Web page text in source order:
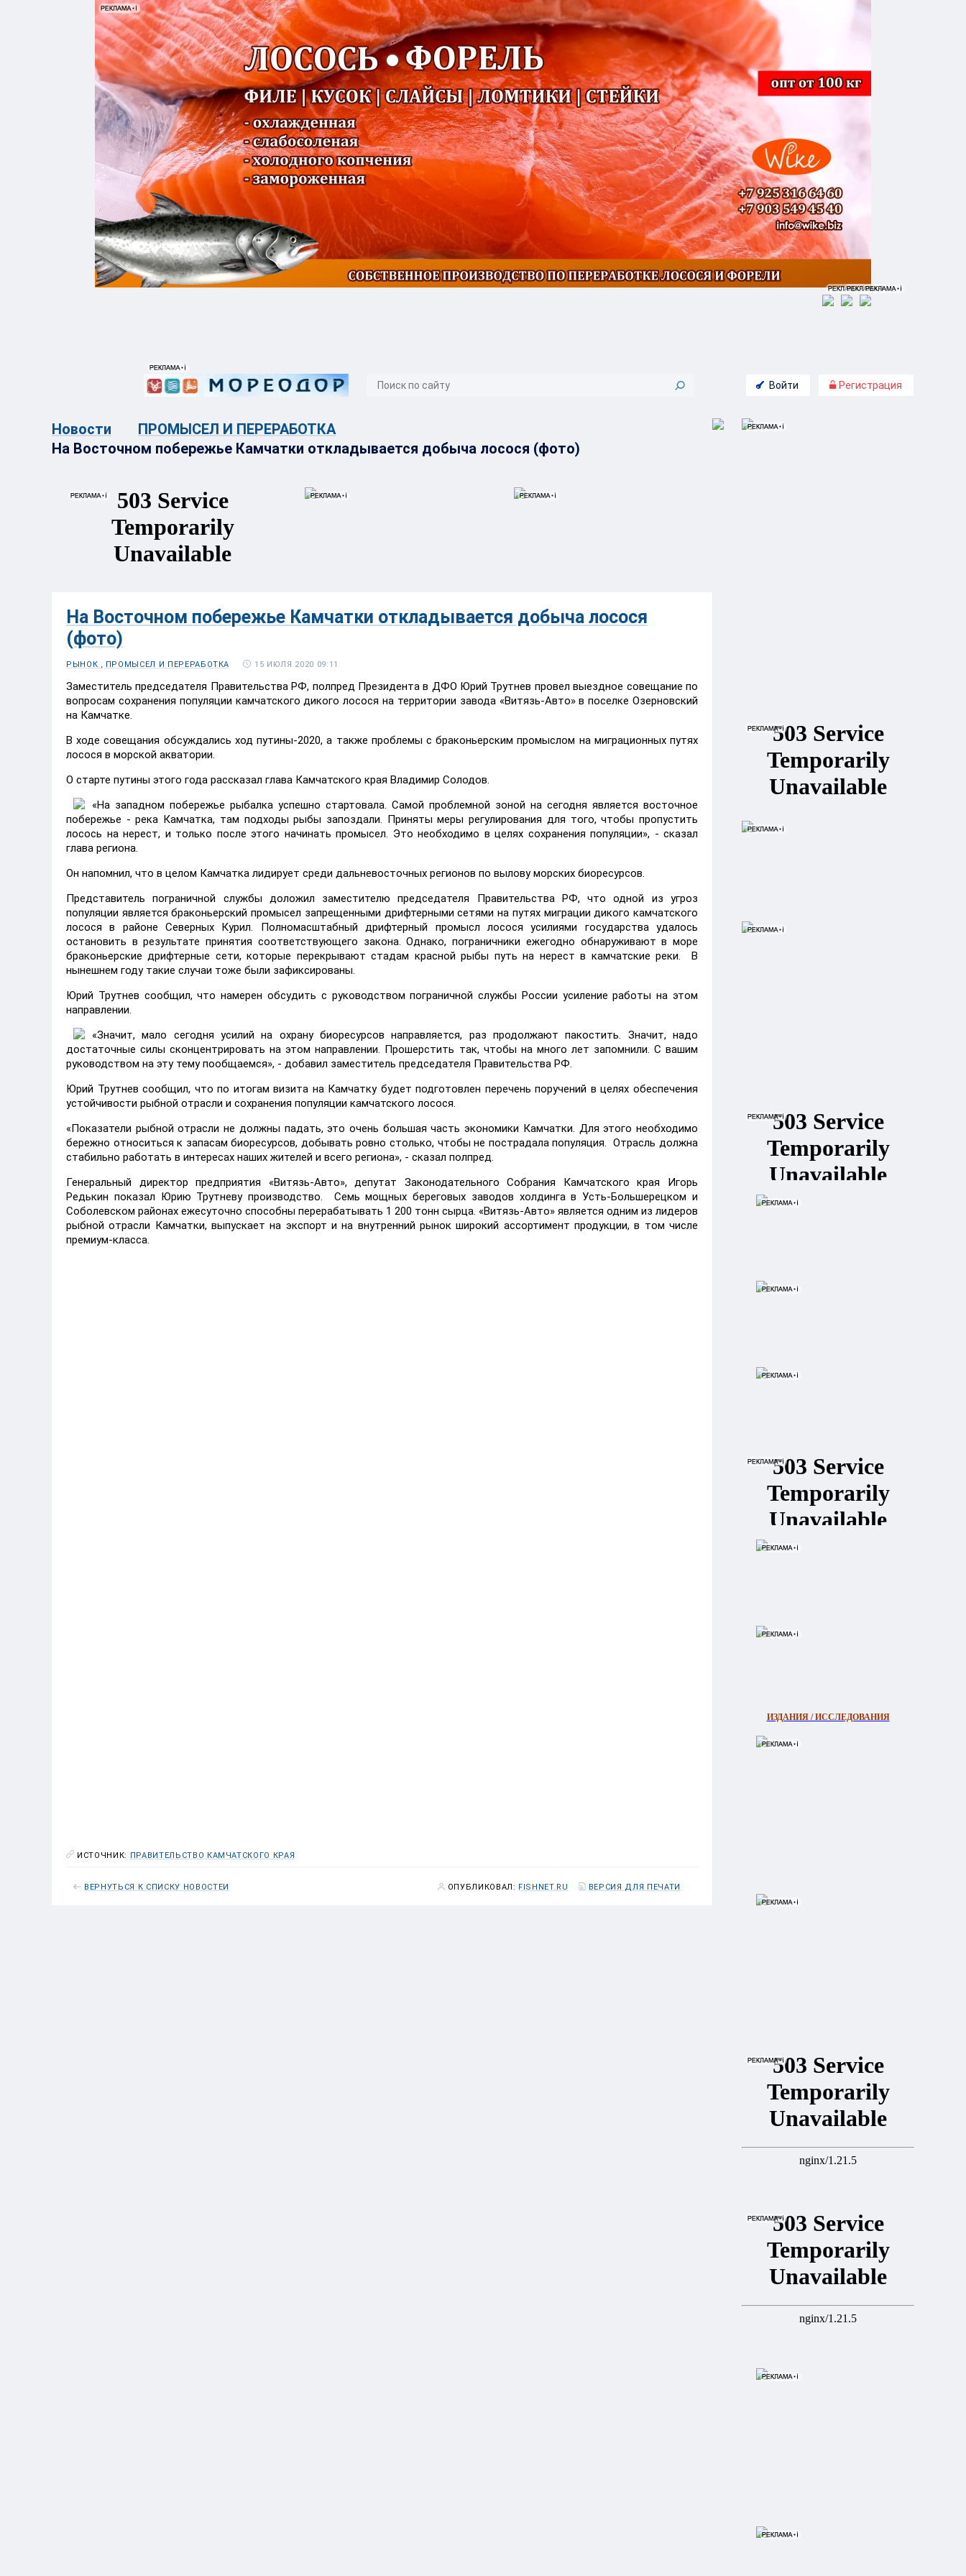
Войти Регистрация
Новости
ПРОМЫСЕЛ И ПЕРЕРАБОТКА
На Восточном побережье Камчатки откладывается добыча лосося (фото)
На Восточном побережье Камчатки откладывается добыча лосося
(фото)
РЫНОК , ПРОМЫСЕЛ И ПЕРЕРАБОТКА 15 ИЮЛЯ 2020 09:11
Заместитель председателя Правительства РФ, полпред Президента в ДФО Юрий Трутнев провел выездное совещание по
вопросам сохранения популяции камчатского дикого лосося на территории завода «Витязь-Авто» в поселке Озерновский
на Камчатке.
В ходе совещания обсуждались ход путины-2020, а также проблемы с браконьерским промыслом на миграционных путях
лосося в морской акватории.
О старте путины этого года рассказал глава Камчатского края Владимир Солодов.
«На западном побережье рыбалка успешно стартовала. Самой проблемной зоной на сегодня является восточное
побережье - река Камчатка, там подходы рыбы запоздали. Приняты меры регулирования для того, чтобы пропустить
лосось на нерест, и только после этого начинать промысел. Это необходимо в целях сохранения популяции», - сказал
глава региона.
Он напомнил, что в целом Камчатка лидирует среди дальневосточных регионов по вылову морских биоресурсов.
Представитель пограничной службы доложил заместителю председателя Правительства РФ, что одной из угроз
популяции является браконьерский промысел запрещенными дрифтерными сетями на путях миграции дикого камчатского
лосося в районе Северных Курил. Полномасштабный дрифтерный промысл лосося усилиями государства удалось
остановить в результате принятия соответствующего закона. Однако, пограничники ежегодно обнаруживают в море
браконьерские дрифтерные сети, которые перекрывают стадам красной рыбы путь на нерест в камчатские реки. В
нынешнем году такие случаи тоже были зафиксированы.
Юрий Трутнев сообщил, что намерен обсудить с руководством пограничной службы России усиление работы на этом
направлении.
«Значит, мало сегодня усилий на охрану биоресурсов направляется, раз продолжают пакостить. Значит, надо
достаточные силы сконцентрировать на этом направлении. Прошерстить так, чтобы на много лет запомнили. С вашим
руководством на эту тему пообщаемся», - добавил заместитель председателя Правительства РФ.
Юрий Трутнев сообщил, что по итогам визита на Камчатку будет подготовлен перечень поручений в целях обеспечения
устойчивости рыбной отрасли и сохранения популяции камчатского лосося.
«Показатели рыбной отрасли не должны падать, это очень большая часть экономики Камчатки. Для этого необходимо
бережно относиться к запасам биоресурсов, добывать ровно столько, чтобы не пострадала популяция. Отрасль должна
стабильно работать в интересах наших жителей и всего региона», - сказал полпред.
Генеральный директор предприятия «Витязь-Авто», депутат Законодательного Собрания Камчатского края Игорь
Редькин показал Юрию Трутневу производство. Семь мощных береговых заводов холдинга в Усть-Большерецком и
Соболевском районах ежесуточно способны перерабатывать 1 200 тонн сырца. «Витязь-Авто» является одним из лидеров
рыбной отрасли Камчатки, выпускает на экспорт и на внутренний рынок широкий ассортимент продукции, в том числе
премиум-класса.
ИСТОЧНИК: ПРАВИТЕЛЬСТВО КАМЧАТСКОГО КРАЯ
ВЕРНУТЬСЯ К СПИСКУ НОВОСТЕЙ ОПУБЛИКОВАЛ: FISHNET.RU ВЕРСИЯ ДЛЯ ПЕЧАТИ
ИЗДАНИЯ / ИССЛЕДОВАНИЯ